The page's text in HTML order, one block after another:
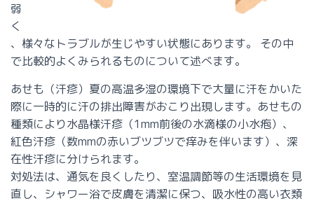
弱
く
、様々なトラブルが生じやすい状態にあります。 その中
で比較的よくみられるものについて述べます。
あせも（汗疹） 夏の高温多湿の環境下で大量に汗をかいた
際に一時的に汗の排出障害がおこり出現します。あせもの
種類により水晶様汗疹（1mm前後の水滴様の小水疱）、
紅色汗疹（数mmの赤いブツブツで痒みを伴います）、深
在性汗疹に分けられます。
対処法は、通気を良くしたり、室温調節等の生活環境を見
直し、シャワー浴で皮膚を清潔に保つ、吸水性の高い衣類